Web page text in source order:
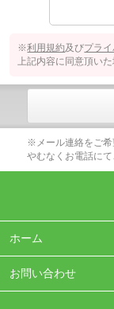
※利用規約及びプラ
上記内容に同意頂い
※メール連絡をご希
やむなくお電話にて
ホーム
お問い合わせ